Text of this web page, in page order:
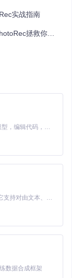
信息
区
盘
描方案
有的"数字身份
回数据。
实战指南
救你的珍贵文件
Claude Code 的开源替代方案。连接任意大模型，编辑代码，运行命令，自动验证 — 全自动执行。用 Rust 构建，极致性能。 ｜ An open-source alternative to Claude Code. Connect any LLM, edit code, run commands, and verify changes — autonomously. Built in Rust for speed. Get Started
MiniMax H3 是一个通用的全模态生成系统。它支持对由文本、图像、视频和音频组成的多模态上下文进行统一理解，并能生成分辨率高达 2K、时长可达 15 秒的带原生立体声音频的视频。得益于面向任务泛化的系统设计，H3 在预训练阶段就已具备广泛的多模态上下文理解与生成能力，能够出色地执行复杂的多模态指令。
数据合成框架